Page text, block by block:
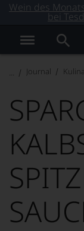
Wein des
bei
Journal